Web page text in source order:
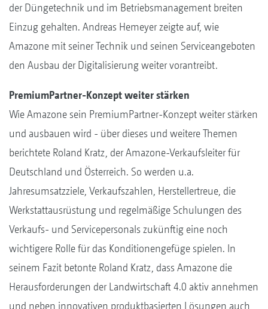
der Düngetechnik und im Betriebsmanagement breiten
Einzug gehalten. Andreas Hemeyer zeigte auf, wie
Amazone mit seiner Technik und seinen Serviceangeboten
den Ausbau der Digitalisierung weiter vorantreibt.
PremiumPartner-Konzept weiter stärken
Wie Amazone sein PremiumPartner-Konzept weiter stärken
und ausbauen wird - über dieses und weitere Themen
berichtete Roland Kratz, der Amazone-Verkaufsleiter für
Deutschland und Österreich. So werden u.a.
Jahresumsatzziele, Verkaufszahlen, Herstellertreue, die
Werkstattausrüstung und regelmäßige Schulungen des
Verkaufs- und Servicepersonals zukünftig eine noch
wichtigere Rolle für das Konditionengefüge spielen. In
seinem Fazit betonte Roland Kratz, dass Amazone die
Herausforderungen der Landwirtschaft 4.0 aktiv annehmen
und neben innovativen produktbasierten Lösungen auch